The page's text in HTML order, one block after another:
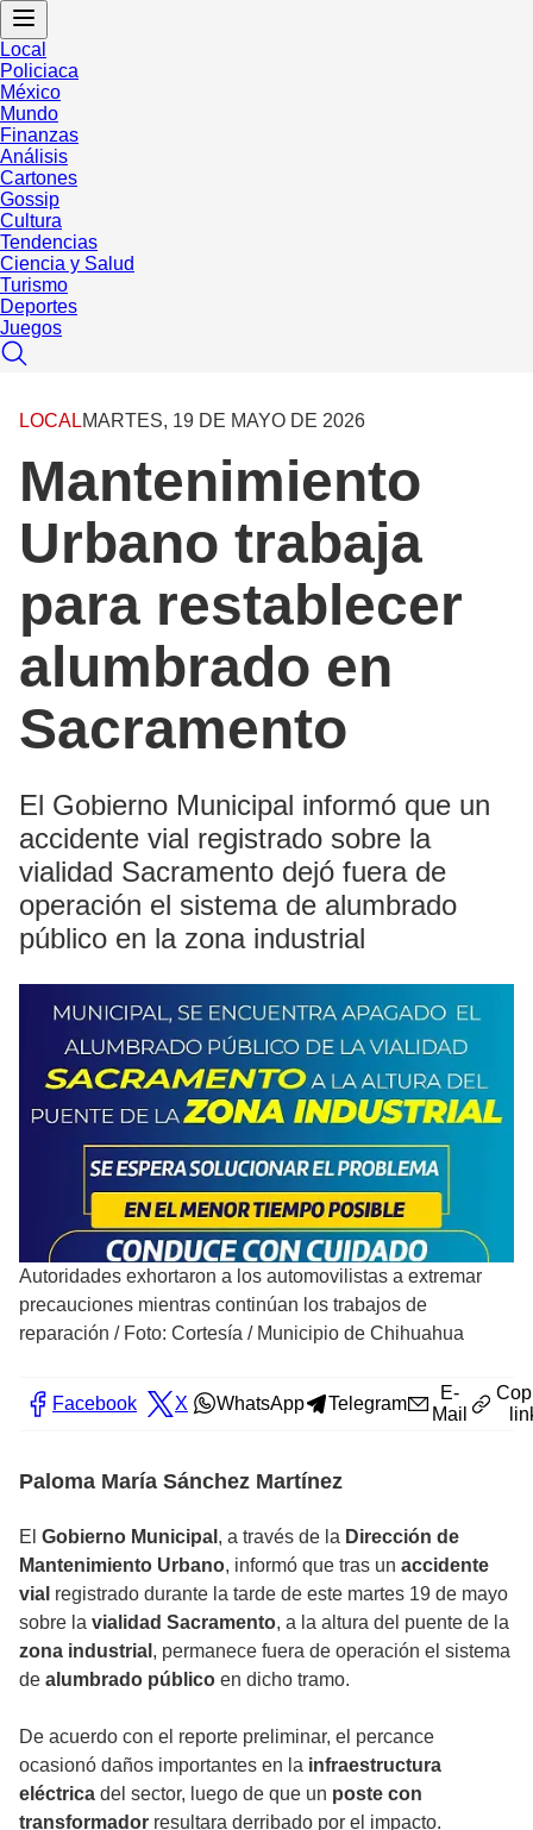
Local
Policiaca
México
Mundo
Finanzas
Análisis
Cartones
Gossip
Cultura
Tendencias
Ciencia y Salud
Turismo
Deportes
Juegos
LOCALMARTES, 19 DE MAYO DE 2026
Mantenimiento
Urbano trabaja
para restablecer
alumbrado en
Sacramento
El Gobierno Municipal informó que un
accidente vial registrado sobre la
vialidad Sacramento dejó fuera de
operación el sistema de alumbrado
público en la zona industrial
Autoridades exhortaron a los automovilistas a extremar
precauciones mientras continúan los trabajos de
reparación / Foto: Cortesía / Municipio de Chihuahua
Facebook X WhatsApp Telegram
E-
Mail
Paloma María Sánchez Martínez
El Gobierno Municipal , a través de la Dirección de
Mantenimiento Urbano, informó que tras un accidente
vial registrado durante la tarde de este martes 19 de mayo
sobre la vialidad Sacramento, a la altura del puente de la
zona industrial , permanece fuera de operación el sistema
de alumbrado público en dicho tramo.
De acuerdo con el reporte preliminar, el percance
ocasionó daños importantes en la infraestructura
eléctrica del sector, luego de que un poste con
transformador resultara derribado por el impacto.